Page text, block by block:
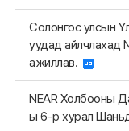
Солонгос улсын
уудад айлчлахад
ажиллав.
NEAR Холбооны
ы 6-р хурал